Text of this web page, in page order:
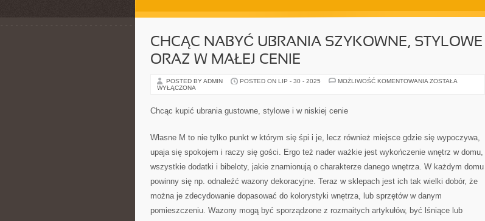
CHCĄC NABYĆ UBRANIA SZYKOWNE, STYLOWE
ORAZ W MAŁEJ CENIE
POSTED BY ADMIN POSTED ON LIP - 30 - 2025 MOŻLIWOŚĆ KOMENTOWANIA CHCĄC
CENIE
ZOSTAŁA
WYŁĄCZONA
Chcąc kupić ubrania gustowne, stylowe i w niskiej cenie
Własne M to nie tylko punkt w którym się śpi i je, lecz również miejsce gdzie się wypoczywa,
upaja się spokojem i raczy się gości. Ergo też nader ważkie jest wykończenie wnętrz w domu,
wszystkie dodatki i bibeloty, jakie znamionują o charakterze danego wnętrza. W każdym domu
powinny się np. odnaleźć wazony dekoracyjne. Teraz w sklepach jest ich tak wielki dobór, że
można je zdecydowanie dopasować do kolorystyki wnętrza, lub sprzętów w danym
pomieszczeniu. Wazony mogą być sporządzone z rozmaitych artykułów, być lśniące lub